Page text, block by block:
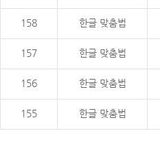
158 한글 맞춤법
157 한글 맞춤법
156 한글 맞춤법
155 한글 맞춤법